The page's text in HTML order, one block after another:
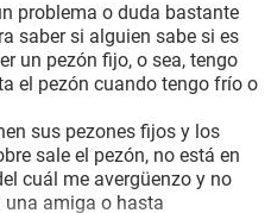
problema o duda bastante
saber si alguien sabe si es
un pezón fijo, o sea, tengo
el pezón cuando tengo frío o
sus pezones fijos y los
sale el pezón, no está en
cuál me avergüenzo y no
una amiga o hasta